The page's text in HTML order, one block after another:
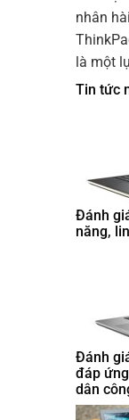
nhân
là một
Tin tức
Đánh
năng,
Đánh
đáp
dân